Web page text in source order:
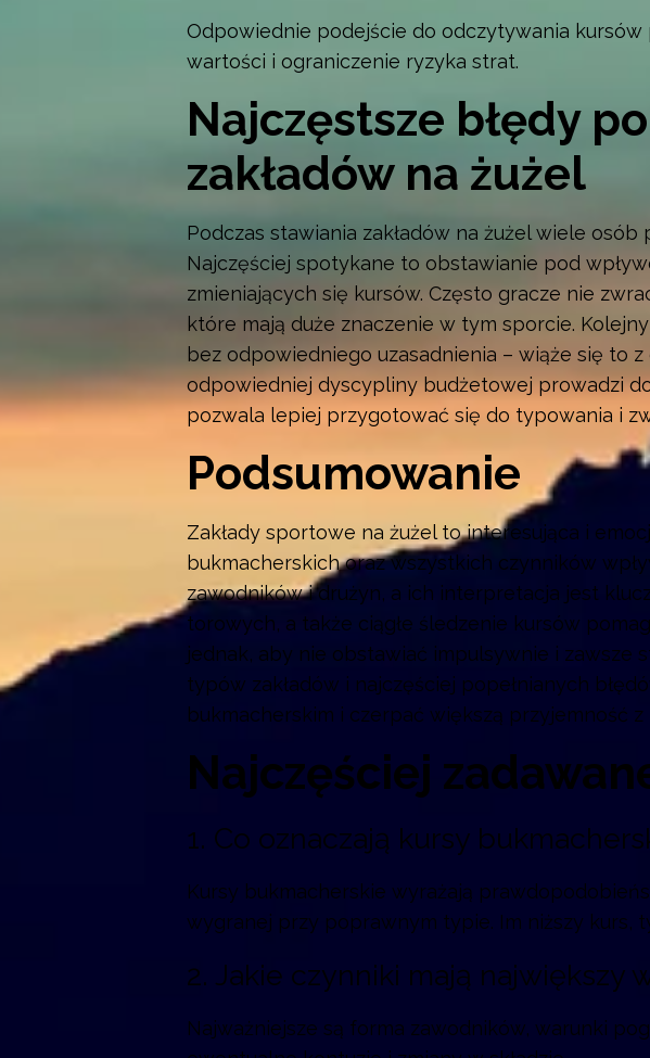
Odpowiednie podejście do odczytywania
wartości i ograniczenie ryzyka strat.
Najczęstsze błędy
zakładów na żużel
Podczas stawiania zakładów na żużel wiele
Najczęściej spotykane to obstawianie pod
zmieniających się kursów. Często gracze nie
które mają duże znaczenie w tym sporcie.
bez odpowiedniego uzasadnienia – wiąże się to
odpowiedniej dyscypliny budżetowej prowadzi
pozwala lepiej przygotować się do typowania i
Podsumowanie
Zakłady sportowe na żużel to interesująca i
bukmacherskich oraz wszystkich czynników
zawodników i drużyn, a ich interpretacja jest
torowych, a także ciągłe śledzenie kursów
jednak, aby nie obstawiać impulsywnie i zawsze
typów zakładów i najczęściej popełnianych
bukmacherskim i czerpać większą przyjemność
Najczęściej
1. Co oznaczają kursy
Kursy bukmacherskie wyrażają
wygranej przy poprawnym typie. Im niższy kurs,
2. Jakie czynniki mają największy
Najważniejsze są forma zawodników, warunki